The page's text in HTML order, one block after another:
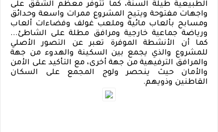
الطبيعية طيلة السنة، كما تتوفر معظم الشقق على
واجهات مفتوحة ويتيح المشروع ممرات واسعة وحدائق
ومسابح بألعاب مائية وملعب غولف وفضاءات ألعاب
ورياضة جماعية خارجية ومرافق مطلة على الشاطئ...
كما أن الأنشطة الموفرة تعبر عن التصور الأصلي
للمشروع والذي يجمع بين السكينة والهدوء من جهة
والمرافق الترفيهية من جهة أخرى، مع التأكيد على الأمن
والأمان حيث ينحصر ولوج المجمع على السكان
القاطنين وذويهم.